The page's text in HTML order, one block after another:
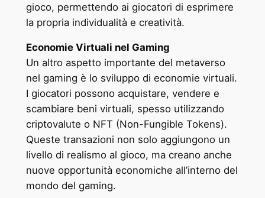
gioco, permettendo ai giocatori di esprimere
la propria individualità e creatività.
Economie Virtuali nel Gaming
Un altro aspetto importante del metaverso
nel gaming è lo sviluppo di economie virtuali.
I giocatori possono acquistare, vendere e
scambiare beni virtuali, spesso utilizzando
criptovalute o NFT (Non-Fungible Tokens).
Queste transazioni non solo aggiungono un
livello di realismo al gioco, ma creano anche
nuove opportunità economiche all’interno del
mondo del gaming.